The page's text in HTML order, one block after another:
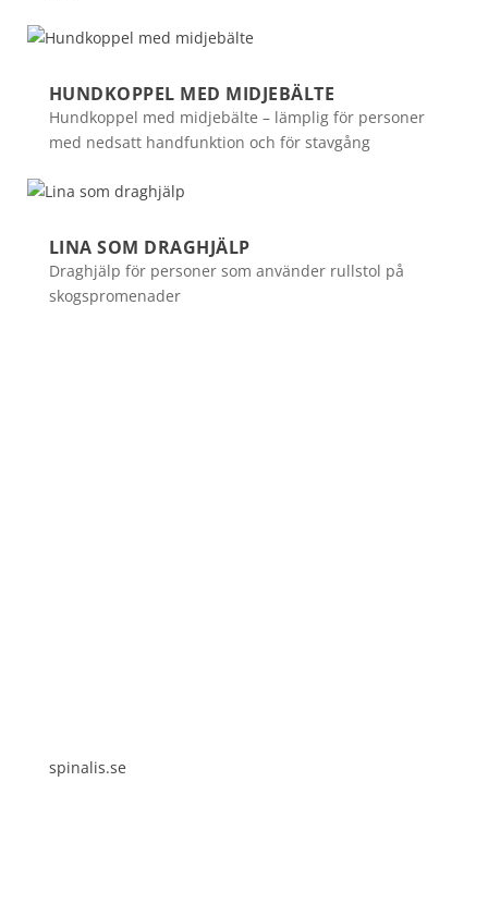
HUNDKOPPEL MED MIDJEBÄLTE
Hundkoppel med midjebälte – lämplig för personer
med nedsatt handfunktion och för stavgång
LINA SOM DRAGHJÄLP
Draghjälp för personer som använder rullstol på
skogspromenader
spinalis.se